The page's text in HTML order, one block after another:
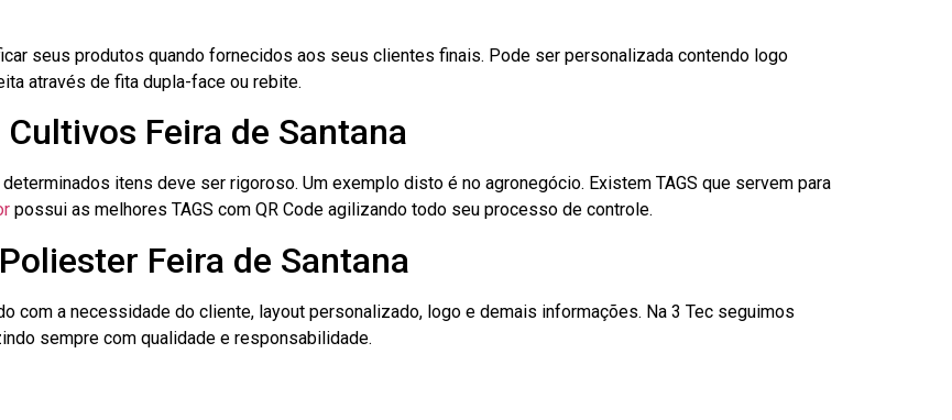
seus produtos quando fornecidos aos seus clientes finais. Pode ser personalizada contendo logo
através de fita dupla-face ou rebite.
Feira de Santana
itens deve ser rigoroso. Um exemplo disto é no agronegócio. Existem TAGS que servem para
possui as melhores TAGS com QR Code agilizando todo seu processo de controle.
Feira de Santana
com a necessidade do cliente, layout personalizado, logo e demais informações. Na 3 Tec seguimos
sempre com qualidade e responsabilidade.